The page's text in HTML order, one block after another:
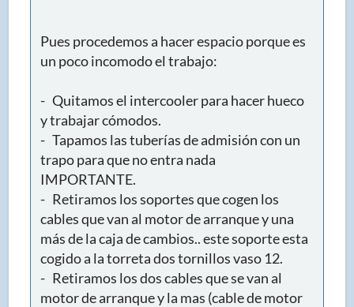
Pues procedemos a hacer espacio porque es
un poco incomodo el trabajo:
- Quitamos el intercooler para hacer hueco
y trabajar cómodos.
- Tapamos las tuberías de admisión con un
trapo para que no entra nada
IMPORTANTE.
- Retiramos los soportes que cogen los
cables que van al motor de arranque y una
más de la caja de cambios.. este soporte esta
cogido a la torreta dos tornillos vaso 12.
- Retiramos los dos cables que se van al
motor de arranque y la mas (cable de motor